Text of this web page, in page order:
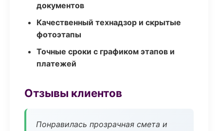
документов
Качественный технадзор и скрытые
фотоэтапы
Точные сроки с графиком этапов и
платежей
Отзывы клиентов
Понравилась прозрачная смета и